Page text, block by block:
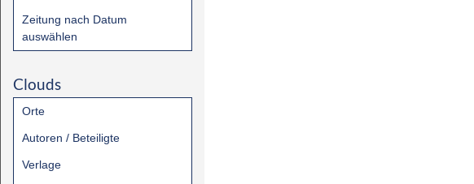
Zeitung nach Datum
auswählen
Clouds
Orte
Autoren / Beteiligte
Verlage